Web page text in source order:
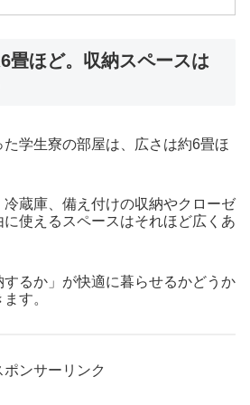
畳ほど。収納スペースは
学生寮の部屋は、広さは約6畳ほ
冷蔵庫、備え付けの収納やクローゼ
使えるスペースはそれほど広くあ
るか」が快適に暮らせるかどうか
す。
ポンサーリンク